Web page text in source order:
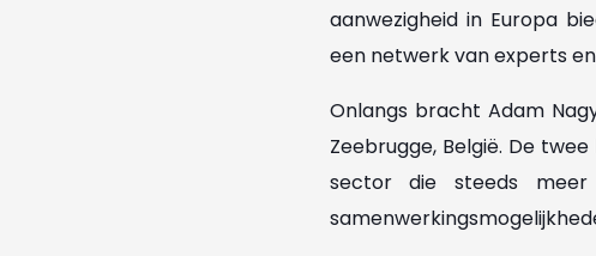
aanwezigheid in Europa
een netwerk van experts
Onlangs bracht Adam
Zeebrugge, België. De
sector die steeds